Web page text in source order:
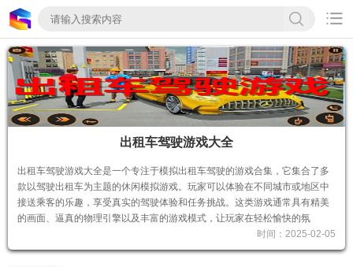

出租车驾驶游戏大全
出租车驾驶游戏大全是一个专注于模拟出租车驾驶的游戏合集，它集合了多
款以驾驶出租车为主题的休闲模拟游戏。玩家可以体验在不同城市或地区中
接送乘客的乐趣，享受真实的驾驶体验和任务挑战。这类游戏通常具有精美
的画面、逼真的物理引擎以及丰富的游戏模式，让玩家在轻松愉快的氛
时间：2025-02-05